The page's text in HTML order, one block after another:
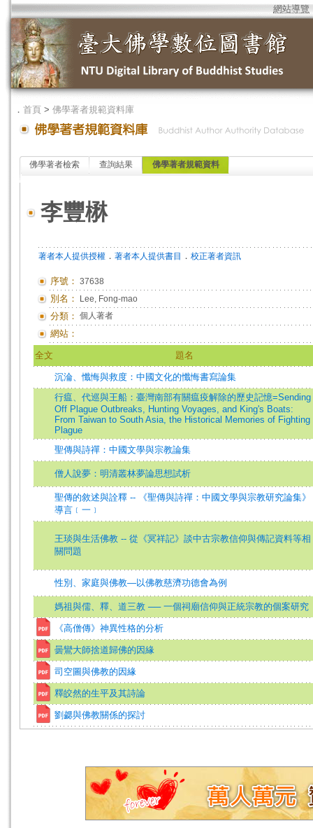
網站導覽
． 首頁 > 佛學著者規範資料庫
佛學著者檢索 查詢結果 佛學著者規範資料
李豐楙
著者本人提供授權 ． 著者本人提供書目 ． 校正著者資訊
序號： 37638
別名： Lee, Fong-mao
分類： 個人著者
網站：
全文 題名
沉淪、懺悔與救度：中國文化的懺悔書寫論集
行瘟、代巡與王船：臺灣南部有關瘟疫解除的歷史記憶=Sending
Off Plague Outbreaks, Hunting Voyages, and King's Boats:
From Taiwan to South Asia, the Historical Memories of Fighting
Plague
聖傳與詩禪：中國文學與宗教論集
僧人說夢：明清叢林夢論思想試析
聖傳的敘述與詮釋 -- 《聖傳與詩禪：中國文學與宗教研究論集》
導言﹝一﹞
王琰與生活佛教 -- 從《冥祥記》談中古宗教信仰與傳記資料等相
關問題
性別、家庭與佛教—以佛教慈濟功德會為例
媽祖與儒、釋、道三教 ── 一個祠廟信仰與正統宗教的個案研究
《高僧傳》神異性格的分析
曇鸞大師捨道歸佛的因緣
司空圖與佛教的因緣
釋皎然的生平及其詩論
劉勰與佛教關係的探討